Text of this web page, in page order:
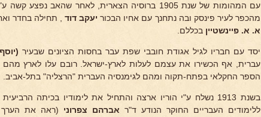
עם המהומות של שנת 1905 ברוסיה הצארית, לאחר
מהכפר לעיר פינסק ובה נתחנך עם אחיו הבכוריעקב דוד , תחילה בחדר
א. א. פיינשטיין בכללם.
יסד עם חבריו לגיל אגודת חובבי שפת עבר בחסות הציונים שבעיר
עברית, אף הכשירו את עצמם לעלות לארץ-ישראל. רובם עלו לארץ מהם
הספר החקלאי בפתח-תקוה ומהם לגימנסיה העברית "הרצליה" בתל-אביב.
בשנת 1913 נשלח ע"י הוריו ארצה והתחיל את לימודיו בכיתה
ללימודים העבריים החוקר הנודע ד"ר אברהם צפרוני (ראה את הערך